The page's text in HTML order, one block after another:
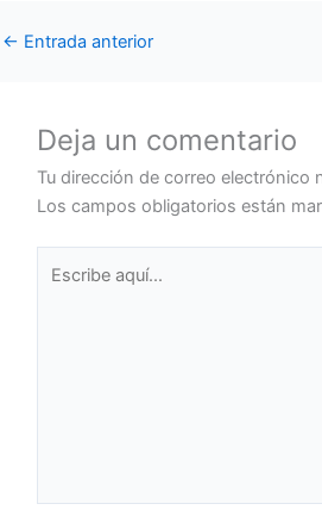
← Entrada anterior
Deja un comentario
Tu dirección de correo electrónico
Los campos obligatorios están
aquí...